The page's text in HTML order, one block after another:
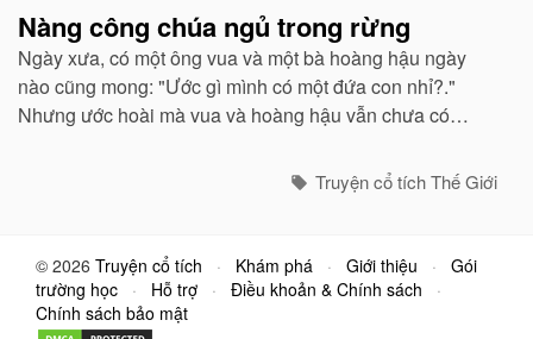
Nàng công chúa ngủ trong rừng
Ngày xưa, có một ông vua và một bà hoàng hậu ngày
nào cũng mong: "Ước gì mình có một đứa con nhỉ?."
Nhưng ước hoài mà vua và hoàng hậu vẫn chưa có
Truyện cổ tích Thế Giới
© 2026 Truyện cổ tích · Khám phá · Giới thiệu ·
Gói
trường học
· Hỗ trợ · Điều khoản & Chính sách
·
Chính sách bảo mật